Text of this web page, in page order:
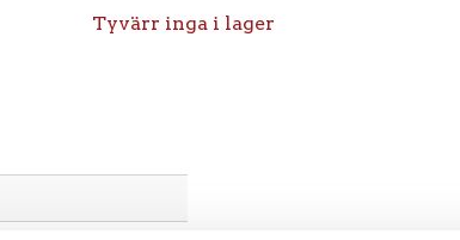
Tyvärr inga i lager